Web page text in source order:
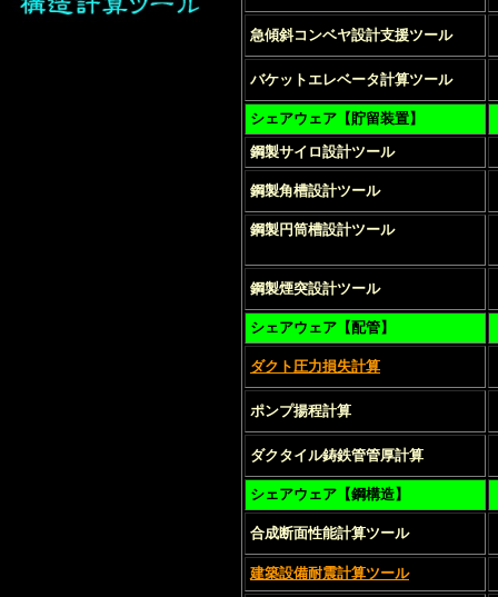
急傾斜コンベヤ設計支援ツール
バケットエレベータ計算ツール
シェアウェア【貯留装置】
鋼製サイロ設計ツール
鋼製角槽設計ツール
鋼製円筒槽設計ツール製円筒槽鋼
鋼製煙突設計ツール製う
シェアウェア【配管】
ダクト圧力損失計算
ポンプ揚程計算
ダクタイル鋳鉄管管厚計算
シェアウェア【鋼構造】
合成断面性能計算ツール
建築設備耐震計算ツール